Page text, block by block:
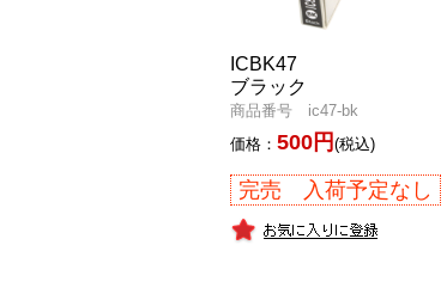
ICBK47
ブラック
商品番号 ic47-bk
価格： 500円 (税込)
完売 入荷予定なし